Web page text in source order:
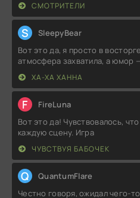
СМОТРИТЕЛИ
S SleepyBear
Вот это да, я просто в
атмосфера захватила, а юмор
ХА-ХА ХАННА
F FireLuna
Вот это да! Чувствовалось,
каждую сцену. Игра
ЧУВСТВУЯ БАБОЧЕК
Q QuantumFlare
Честно говоря, ожидал чего-